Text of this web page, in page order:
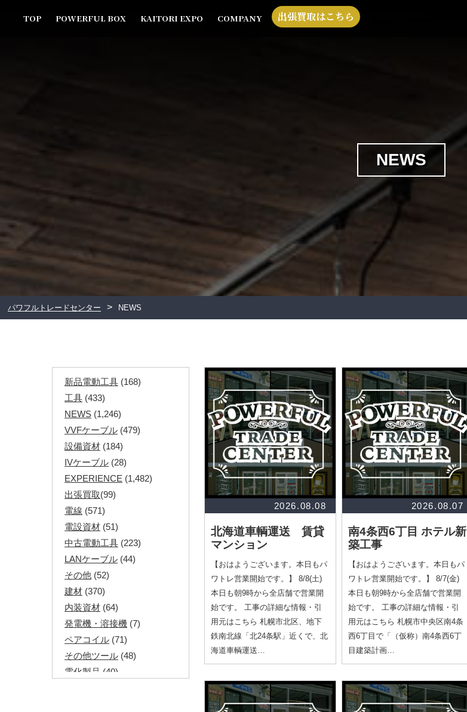
TOP POWERFUL BOX KAITORI EXPO COMPANY 出張買取はこちら
NEWS
パワフルトレードセンター > NEWS
新品電動工具 (168)
工具 (433)
NEWS (1,246)
VVFケーブル (479)
設備資材 (184)
IVケーブル (28)
EXPERIENCE (1,482)
出張買取(99)
電線 (571)
電設資材 (51)
中古電動工具 (223)
LANケーブル (44)
その他 (52)
建材 (370)
内装資材 (64)
発電機・溶接機 (7)
ペアコイル (71)
その他ツール (48)
電化製品 (40)
2026.08.08
北海道車輌運送 賃貸
マンション
【おはようございます。本日もパ
ワトレ営業開始です。】 8/8(土)
本日も朝9時から全店舗で営業開
始です。 工事の詳細な情報・引
用元はこちら 札幌市北区、地下
鉄南北線「北24条駅」近くで、北
海道車輌運送…
2026.08.07
南4条西6丁目 ホテル新
築工事
【おはようございます。本日もパ
ワトレ営業開始です。】 8/7(金)
本日も朝9時から全店舗で営業開
始です。 工事の詳細な情報・引
用元はこちら 札幌市中央区南4条
西6丁目で「（仮称）南4条西6丁
目建築計画…